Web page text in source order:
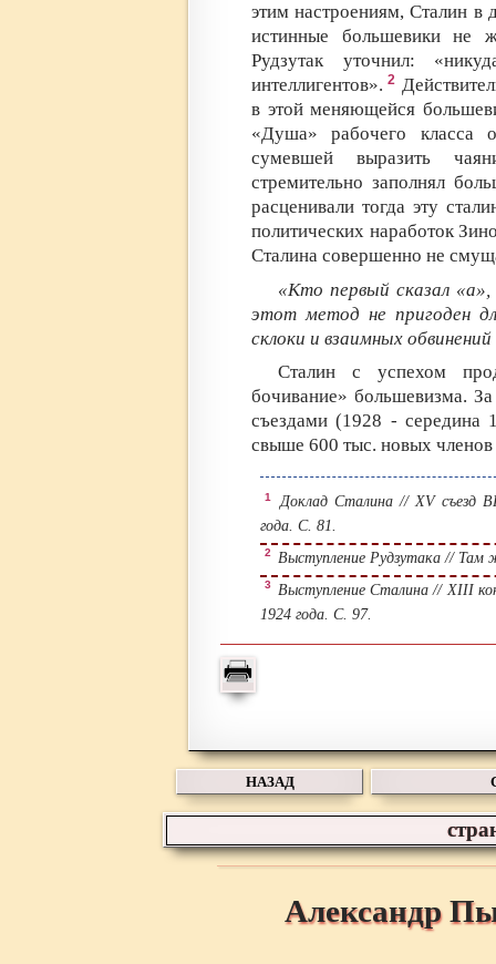
этим настроениям, Сталин в
истинные большевики не
Рудзутак уточнил:
интеллигентов». 2
в этой меняющейся
«Душа» рабочего класса
сумевшей выразить
стремительно заполнял
расценивали тогда эту
политических наработок
Сталина совершенно не
«Кто первый сказал
этот метод не пригоден
склоки и взаимных
Сталин с успехом
бочивание» большевизма.
съездами (1928 -
свыше 600 тыс. новых членов
1
Доклад Сталина // XV съезд
года. С. 81.
2 Выступление Рудзутака // Там
3
Выступление Сталина // XIII
1924 года. С. 97.
НАЗАД
Александр